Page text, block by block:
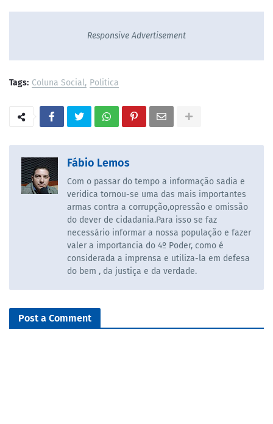
Responsive Advertisement
Tags: Coluna Social Politica
Fábio Lemos
Com o passar do tempo a informação sadia e
veridica tornou-se uma das mais importantes
armas contra a corrupção,opressão e omissão
do dever de cidadania.Para isso se faz
necessário informar a nossa população e fazer
valer a importancia do 4º Poder, como é
considerada a imprensa e utiliza-la em defesa
do bem , da justiça e da verdade.
Post a Comment